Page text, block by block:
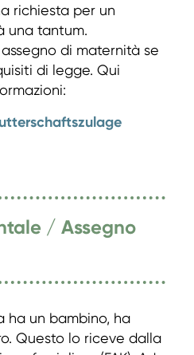
richiesta per un
una tantum.
di maternità se
di legge. Qui
/ Assegno
ha un bambino, ha
Questo lo riceve dalla